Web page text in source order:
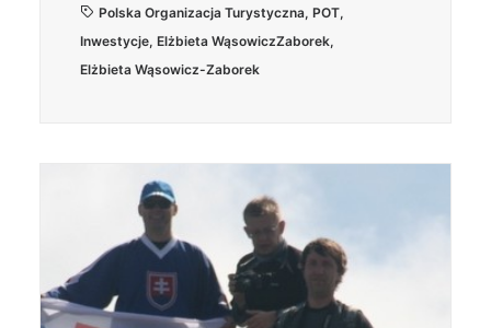
Polska Organizacja Turystyczna, POT,
Inwestycje, Elżbieta WąsowiczZaborek,
Elżbieta Wąsowicz-Zaborek